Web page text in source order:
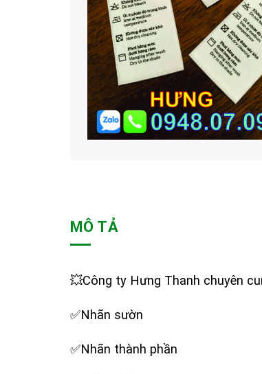
MÔ TẢ
💥Công ty Hưng Thanh chuyên
✅Nhãn sườn
✅Nhãn thành phần